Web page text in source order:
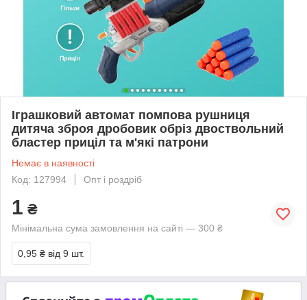
Іграшковий автомат помпова рушниця
дитяча зброя дробовик обріз двоствольний
бластер приціл та м'які патрони
Немає в наявності
Код: 127994
Опт і роздріб
1 ₴
Мінімальна сума замовлення на сайті — 300 ₴
0,95 ₴ від 9 шт.